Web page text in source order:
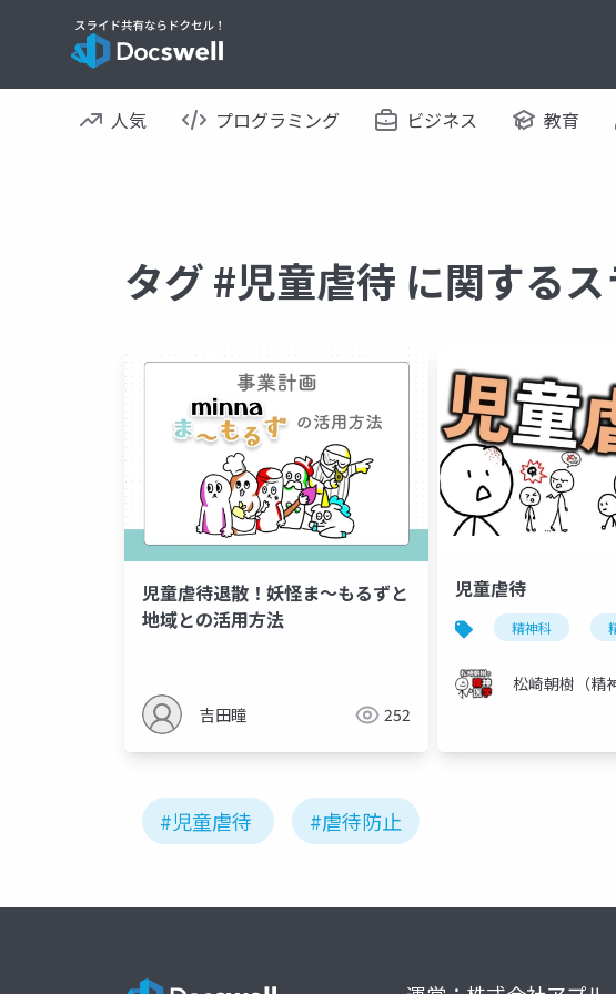
人気 プログラミング ビジネス 教育
タグ #児童虐待 に関する
児童虐待退散！妖怪ま〜もるずと
地域との活用方法
吉田瞳 252
児童虐待
精神科
松崎朝樹（精
#児童虐待 #虐待防止